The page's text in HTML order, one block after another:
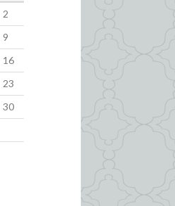
2
9
16
23
30